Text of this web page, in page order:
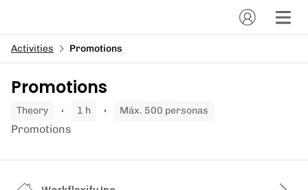
Activities Promotions
Promotions
theory 1 h Máx. 500 personas
Promotions